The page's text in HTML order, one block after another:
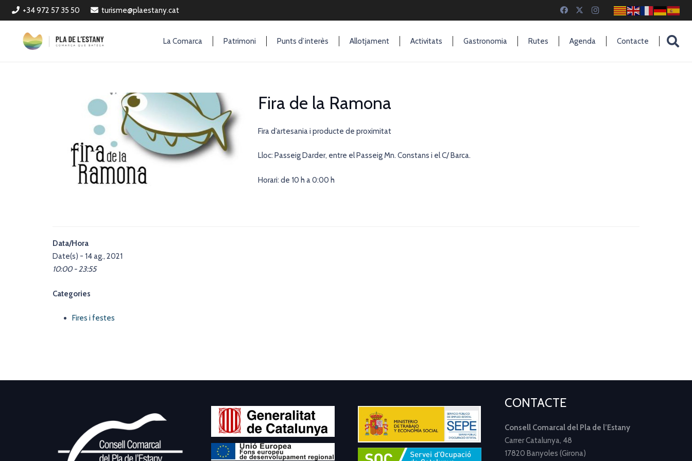
+34 972 57 35 50 turisme@plaestany.cat
La Comarca Patrimoni Punts d’interès Allotjament Activitats Gastronomia Rutes Agenda Contacte
Fira de la Ramona
Fira d’artesania i producte de proximitat
Lloc: Passeig Darder, entre el Passeig Mn. Constans i el C/ Barca.
Horari: de 10 h a 0:00 h
Data/Hora
Date(s) - 14 ag., 2021
10:00 - 23:55
Categories
Fires i festes
CONTACTE
Consell Comarcal del Pla de l’Estany
Carrer Catalunya, 48
17820 Banyoles (Girona)